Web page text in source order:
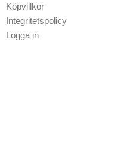
Köpvillkor
Integritetspolicy
Logga in